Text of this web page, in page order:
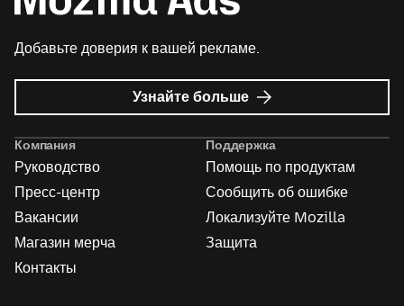
Добавьте доверия к вашей рекламе.
Узнайте больше о
Реклама
Компания
Руководство
Пресс-центр
Вакансии
Магазин мерча
Контакты
Поддержка
Помощь по продуктам
Сообщить об ошибке
Локализуйте Mozilla
Защита